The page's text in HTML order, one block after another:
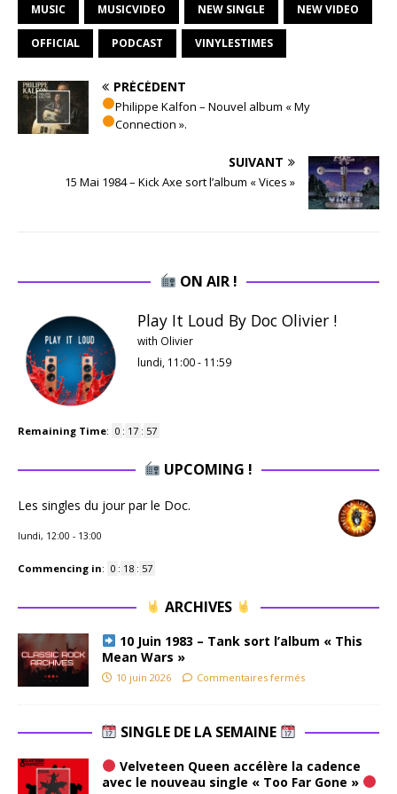
MUSIC MUSICVIDEO NEW SINGLE NEW VIDEO
OFFICIAL PODCAST VINYLESTIMES
PRÉCÉDENT
Philippe Kalfon – Nouvel album « My
Connection ».
SUIVANT
15 Mai 1984 – Kick Axe sort l’album « Vices »
ON AIR !
Play It Loud By Doc Olivier !
with Olivier
lundi, 11:00- 11:59
Remaining Time: 0 : 17 : 56
UPCOMING !
Les singles du jour par le Doc.
lundi, 12:00 - 13:00
Commencing in: 0 : 18 : 56
ARCHIVES
10 Juin 1983 – Tank sort l’album « This
Mean Wars »
10 juin 2026 Commentaires fermés
SINGLE DE LA SEMAINE
Velveteen Queen accélère la cadence
avec le nouveau single « Too Far Gone »